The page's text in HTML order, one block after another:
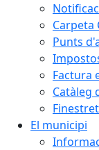
Carpeta
Punts
Factura
Catàleg
El municipi